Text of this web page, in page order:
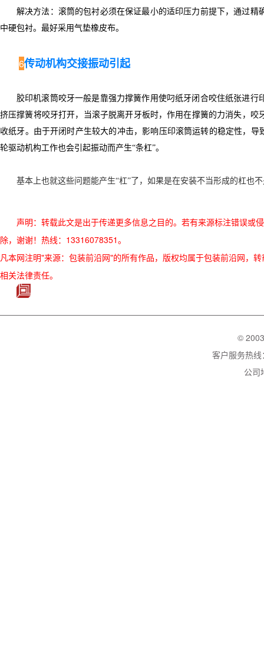
解决方法：滚筒的包衬必须在保证最小的适印压力前提下，通过
中硬包衬。最好采用气垫橡皮布。
6传动机构交接振动引起
胶印机滚筒咬牙一般是靠强力撑簧作用使叼纸牙闭合咬住纸张进
挤压撑簧将咬牙打开，当滚子脱离开牙板时，作用在撑簧的力消失，
收纸牙。由于开闭时产生较大的冲击，影响压印滚筒运转的稳定性，
轮驱动机构工作也会引起振动而产生“条杠”。
基本上也就这些问题能产生“杠”了，如果是在安装不当形成的杠也
声明：转载此文是出于传递更多信息之目的。若有来源标注错误或
除，谢谢！热线：13316078351。
凡本网注明"来源：包装前沿网"的所有作品，版权均属于包装前沿网，
相关法律责任。
©
客户服务热
公司